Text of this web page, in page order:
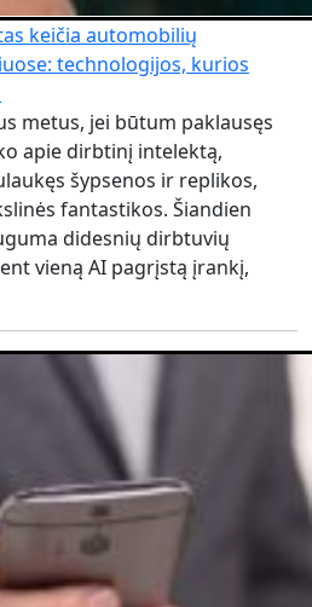
keičia automobilių
technologijos, kurios
metus, jei būtum paklausęs
apie dirbtinį intelektą,
šypsenos ir replikos,
fantastikos. Šiandien
didesnių dirbtuvių
vieną AI pagrįstą įrankį,